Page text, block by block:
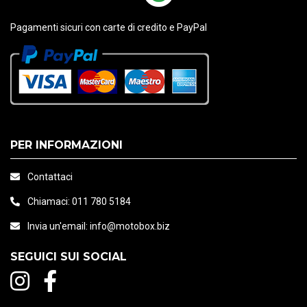
Pagamenti sicuri con carte di credito e PayPal
PER INFORMAZIONI
Contattaci
Chiamaci: 011 780 5184
Invia un'email: info@motobox.biz
SEGUICI SUI SOCIAL